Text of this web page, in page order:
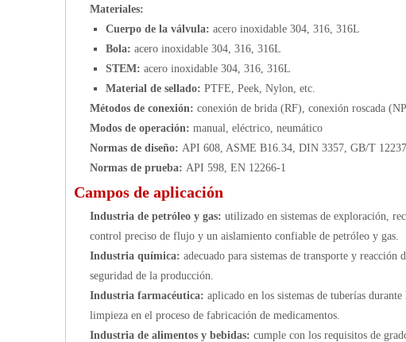
Materiales:
Cuerpo de la válvula: acero inoxidable 304, 316, 316L
Bola: acero inoxidable 304, 316, 316L
STEM: acero inoxidable 304, 316, 316L
Material de sellado: PTFE, Peek, Nylon, etc.
Métodos de conexión: conexión de brida (RF), conexión roscada
Modos de operación: manual, eléctrico, neumático
Normas de diseño: API 608, ASME B16.34, DIN 3357, GB/T 12237
Normas de prueba: API 598, EN 12266-1
Campos de aplicación
Industria de petróleo y gas: utilizado en sistemas de exploración,
control preciso de flujo y un aislamiento confiable de petróleo y gas.
Industria química: adecuado para sistemas de transporte y
seguridad de la producción.
Industria farmacéutica: aplicado en los sistemas de tuberías
limpieza en el proceso de fabricación de medicamentos.
Industria de alimentos y bebidas: cumple con los requisitos de